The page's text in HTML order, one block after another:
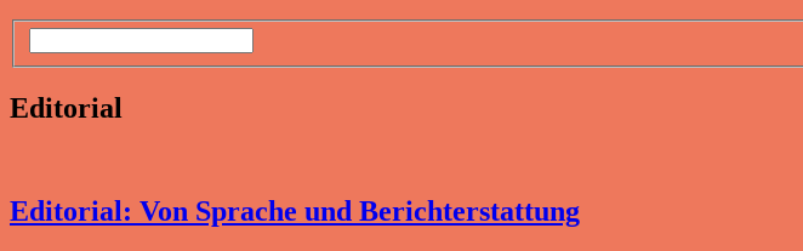
Editorial
Editorial: Von Sprache und Berichterstattung